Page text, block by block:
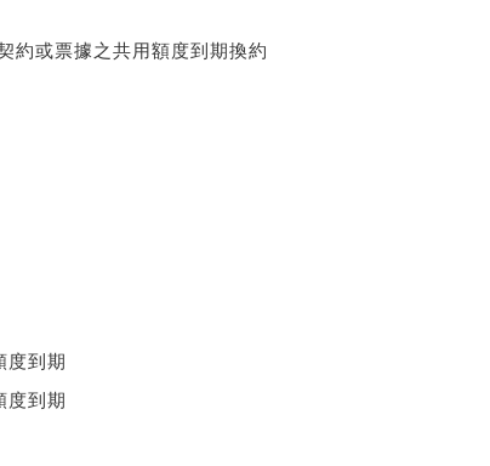
約或票據之共用額度到期換約
度到期
度到期